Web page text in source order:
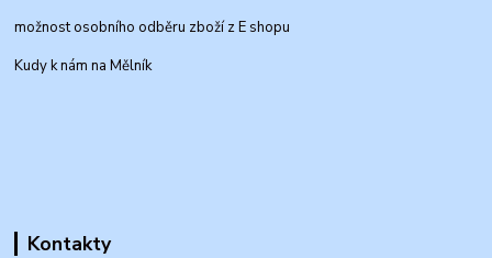
možnost osobního odběru zboží z E shopu
Kudy k nám na Mělník
Kontakty